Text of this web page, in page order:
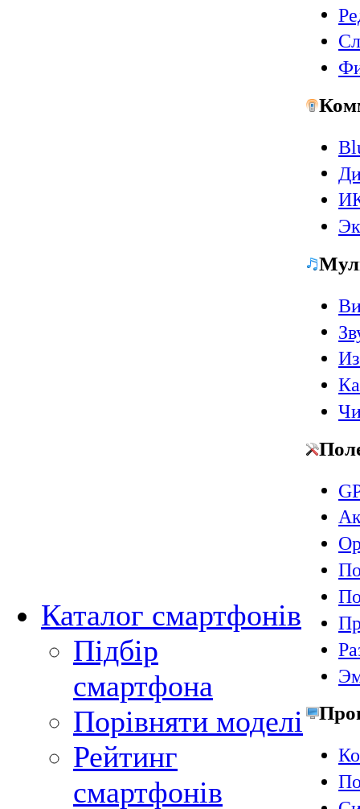
Каталог смартфонів
Підбір
смартфона
Порівняти моделі
Рейтинг
смартфонів